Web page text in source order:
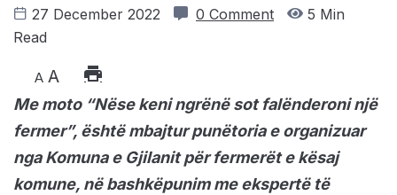
27 December 2022 0 Comment
5 Min
Read
A A
Me moto “Nëse keni ngrënë sot falënderoni një
fermer”, është mbajtur punëtoria e organizuar
nga Komuna e Gjilanit për fermerët e kësaj
komune, në bashkëpunim me ekspertë të